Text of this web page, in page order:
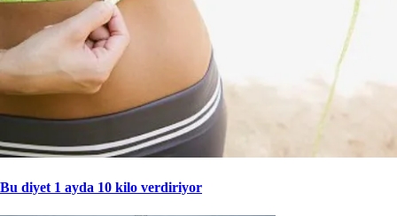
Bu diyet 1 ayda 10 kilo verdiriyor